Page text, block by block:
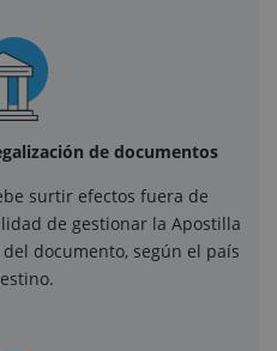
de documentos
surtir efectos fuera de
de gestionar la Apostilla
documento, según el país